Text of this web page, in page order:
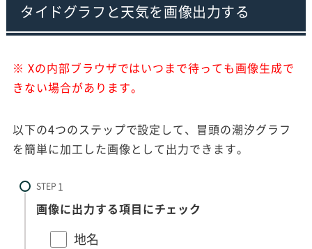
タイドグラフと天気を画像出力する
※ Xの内部ブラウザではいつまで待っても画像生成で
きない場合があります。
以下の4つのステップで設定して、冒頭の潮汐グラフ
を簡単に加工した画像として出力できます。
STEP
画像に出力する項目にチェック
地名